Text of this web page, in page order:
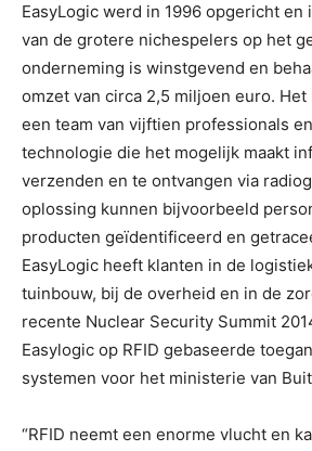
EasyLogic werd in 1996 opgericht en
van de grotere nichespelers op het
onderneming is winstgevend en
omzet van circa 2,5 miljoen euro.
een team van vijftien professionals
technologie die het mogelijk maakt
verzenden en te ontvangen via
oplossing kunnen bijvoorbeeld
producten geïdentificeerd en
EasyLogic heeft klanten in de
tuinbouw, bij de overheid en in de
recente Nuclear Security Summit
Easylogic op RFID gebaseerde
systemen voor het ministerie van
“RFID neemt een enorme vlucht en